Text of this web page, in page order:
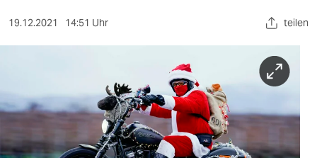
sport
nord
wahrheit
19.12.2021 14:51 Uhr teilen